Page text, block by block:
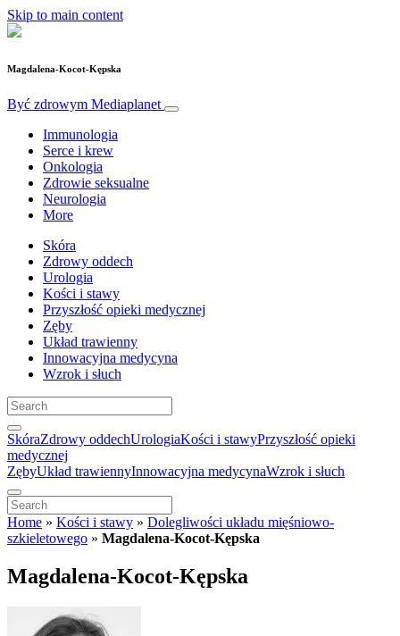
Skip to main content
Magdalena-Kocot-Kępska
Być zdrowym Mediaplanet
Immunologia
Serce i krew
Onkologia
Zdrowie seksualne
Neurologia
More
Skóra
Zdrowy oddech
Urologia
Kości i stawy
Przyszłość opieki medycznej
Zęby
Układ trawienny
Innowacyjna medycyna
Wzrok i słuch
SkóraZdrowy oddechUrologiaKości i stawyPrzyszłość opieki
medycznej
ZębyUkład trawiennyInnowacyjna medycynaWzrok i słuch
Home » Kości i stawy » Dolegliwości układu mięśniowo-
szkieletowego » Magdalena-Kocot-Kępska
Magdalena-Kocot-Kępska